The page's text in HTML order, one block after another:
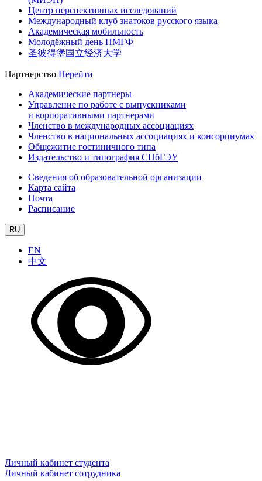
Центр перспективных исследований
Международный клуб знатоков русского языка
Академическая мобильность
Молодёжный день ПМГФ
圣彼得堡国立经济大学
Партнерство Перейти
Академические партнеры
Управление по работе с выпускниками
и корпоративными партнерами
Членство в международных ассоциациях
Членство в национальных ассоциациях и консорциумах
Общежитие гостиничного типа
Издательство и типография СПбГЭУ
Сведения об образовательной организации
Карта сайта
Почта
Расписание
RU
EN
中文
Личный кабинет студента
Личный кабинет сотрудника